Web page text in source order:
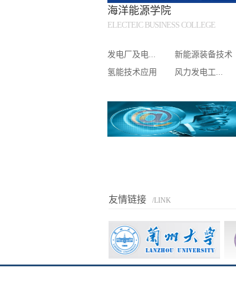
海洋能源学院
ELECTEIC BUSINESS COLLEGE
发电厂及电...
新能源装备技术
氢能技术应用
风力发电工...
友情链接 /LINK